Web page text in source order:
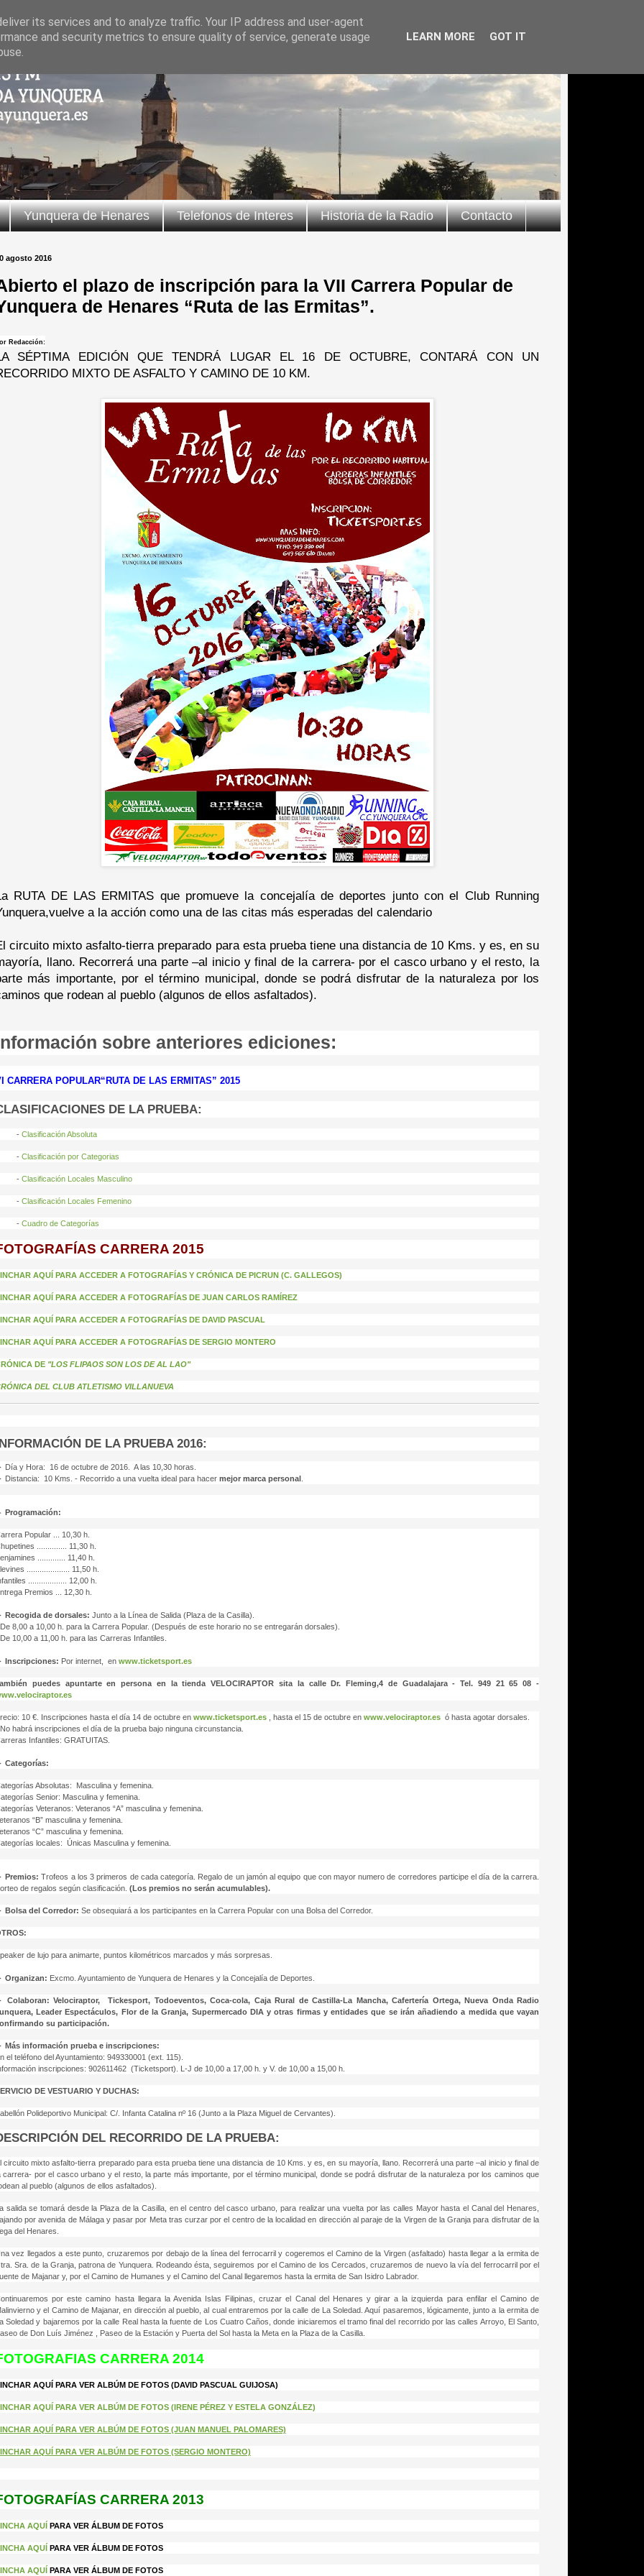
Yunquera de Henares Telefonos de Interes Historia de la Radio Contacto
agosto 2016
el plazo de inscripción para la VII Carrera Popular de
de Henares “Ruta de las Ermitas”.
Redacción:
SÉPTIMA EDICIÓN QUE TENDRÁ LUGAR EL 16 DE OCTUBRE, CONTARÁ CON UN
MIXTO DE ASFALTO Y CAMINO DE 10 KM.
RUTA DE LAS ERMITAS que promueve la concejalía de deportes junto con el Club Running
a la acción como una de las citas más esperadas del calendario
circuito mixto asfalto-tierra preparado para esta prueba tiene una distancia de 10 Kms. y es, en su
llano. Recorrerá una parte –al inicio y final de la carrera- por el casco urbano y el resto, la
más importante, por el término municipal, donde se podrá disfrutar de la naturaleza por los
que rodean al pueblo (algunos de ellos asfaltados).
sobre anteriores ediciones:
CARRERA POPULAR“RUTA DE LAS ERMITAS” 2015
DE LA PRUEBA:
- Clasificación Absoluta
- Clasificación por Categorias
- Clasificación Locales Masculino
- Clasificación Locales Femenino
- Cuadro de Categorías
CARRERA 2015
AQUÍ PARA ACCEDER A FOTOGRAFÍAS Y CRÓNICA DE PICRUN (C. GALLEGOS)
AQUÍ PARA ACCEDER A FOTOGRAFÍAS DE JUAN CARLOS RAMÍREZ
AQUÍ PARA ACCEDER A FOTOGRAFÍAS DE DAVID PASCUAL
AQUÍ PARA ACCEDER A FOTOGRAFÍAS DE SERGIO MONTERO
DE "LOS FLIPAOS SON LOS DE AL LAO"
DEL CLUB ATLETISMO VILLANUEVA
DE LA PRUEBA 2016:
Día y Hora: 16 de octubre de 2016. A las 10,30 horas.
Distancia: 10 Kms. - Recorrido a una vuelta ideal para hacer mejor marca personal
Programación:
Popular ... 10,30 h.
.............. 11,30 h.
............. 11,40 h.
.................... 11,50 h.
.................. 12,00 h.
Premios ... 12,30 h.
Recogida de dorsales: Junto a la Línea de Salida (Plaza de la Casilla).
8,00 a 10,00 h. para la Carrera Popular. (Después de este horario no se entregarán dorsales).
10,00 a 11,00 h. para las Carreras Infantiles.
Inscripciones: Por internet, en www.ticketsport.es
puedes apuntarte en persona en la tienda VELOCIRAPTOR sita la calle Dr. Fleming,4 de Guadalajara - Tel. 949 21 65 08 -
10 €. Inscripciones hasta el día 14 de octubre en www.ticketsport.es , hasta el 15 de octubre en www.velociraptor.es ó hasta agotar dorsales.
habrá inscripciones el día de la prueba bajo ninguna circunstancia.
Infantiles: GRATUITAS.
Categorías:
Absolutas: Masculina y femenina.
Senior: Masculina y femenina.
Veteranos: Veteranos “A” masculina y femenina.
“B” masculina y femenina.
“C” masculina y femenina.
locales: Únicas Masculina y femenina.
Premios: Trofeos a los 3 primeros de cada categoría. Regalo de un jamón al equipo que con mayor numero de corredores participe el día de la carrera.
de regalos según clasificación. (Los premios no serán acumulables).
Bolsa del Corredor: Se obsequiará a los participantes en la Carrera Popular con una Bolsa del Corredor.
de lujo para animarte, puntos kilométricos marcados y más sorpresas.
Organizan: Excmo. Ayuntamiento de Yunquera de Henares y la Concejalía de Deportes.
Colaboran: Velociraptor, Tickesport, Todoeventos, Coca-cola, Caja Rural de Castilla-La Mancha, Cafertería Ortega, Nueva Onda Radio
Leader Espectáculos, Flor de la Granja, Supermercado DIA y otras firmas y entidades que se irán añadiendo a medida que vayan
su participación.
Más información prueba e inscripciones:
el teléfono del Ayuntamiento: 949330001 (ext. 115).
inscripciones: 902611462 (Ticketsport). L-J de 10,00 a 17,00 h. y V. de 10,00 a 15,00 h.
DE VESTUARIO Y DUCHAS:
Polideportivo Municipal: C/. Infanta Catalina nº 16 (Junto a la Plaza Miguel de Cervantes).
DEL RECORRIDO DE LA PRUEBA:
circuito mixto asfalto-tierra preparado para esta prueba tiene una distancia de 10 Kms. y es, en su mayoría, llano. Recorrerá una parte –al inicio y final de
carrera- por el casco urbano y el resto, la parte más importante, por el término municipal, donde se podrá disfrutar de la naturaleza por los caminos que
al pueblo (algunos de ellos asfaltados).
salida se tomará desde la Plaza de la Casilla, en el centro del casco urbano, para realizar una vuelta por las calles Mayor hasta el Canal del Henares,
por avenida de Málaga y pasar por Meta tras curzar por el centro de la localidad en dirección al paraje de la Virgen de la Granja para disfrutar de la
del Henares.
vez llegados a este punto, cruzaremos por debajo de la línea del ferrocarril y cogeremos el Camino de la Virgen (asfaltado) hasta llegar a la ermita de
Sra. de la Granja, patrona de Yunquera. Rodeando ésta, seguiremos por el Camino de los Cercados, cruzaremos de nuevo la vía del ferrocarril por el
de Majanar y, por el Camino de Humanes y el Camino del Canal llegaremos hasta la ermita de San Isidro Labrador.
por este camino hasta llegara la Avenida Islas Filipinas, cruzar el Canal del Henares y girar a la izquierda para enfilar el Camino de
y el Camino de Majanar, en dirección al pueblo, al cual entraremos por la calle de La Soledad. Aquí pasaremos, lógicamente, junto a la ermita de
Soledad y bajaremos por la calle Real hasta la fuente de Los Cuatro Caños, donde iniciaremos el tramo final del recorrido por las calles Arroyo, El Santo,
de Don Luís Jiménez , Paseo de la Estación y Puerta del Sol hasta la Meta en la Plaza de la Casilla.
CARRERA 2014
AQUÍ PARA VER ALBÚM DE FOTOS (DAVID PASCUAL GUIJOSA)
AQUÍ PARA VER ALBÚM DE FOTOS (IRENE PÉREZ Y ESTELA GONZÁLEZ)
AQUÍ PARA VER ALBÚM DE FOTOS (JUAN MANUEL PALOMARES)
AQUÍ PARA VER ALBÚM DE FOTOS (SERGIO MONTERO)
CARRERA 2013
AQUÍ PARA VER ÁLBUM DE FOTOS
AQUÍ PARA VER ÁLBUM DE FOTOS
AQUÍ PARA VER ÁLBUM DE FOTOS
its services and to analyze traffic. Your IP address and user-agent
and security metrics to ensure quality of service, generate usage
LEARN MORE GOT IT